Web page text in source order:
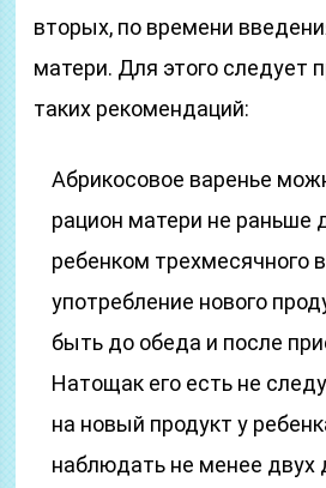
вторых, по времени
матери. Для этого следует
таких рекомендаций:
Абрикосовое варенье
рацион матери не раньше
ребенком трехмесячного
употребление нового
быть до обеда и после
Натощак его есть не
на новый продукт у
наблюдать не менее двух